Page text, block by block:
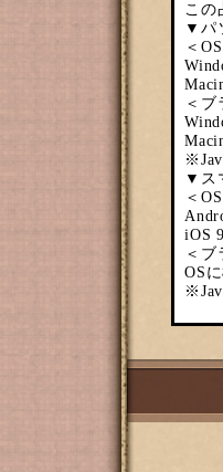
この
▼パ
＜
＜ブ
▼ス
＜
iOS
＜ブ
OS